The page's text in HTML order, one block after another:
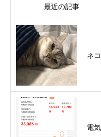
最近の記事
ネ
電